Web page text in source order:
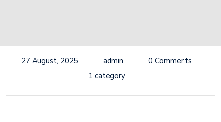
27 August, 2025 admin
0 Comments
1 category